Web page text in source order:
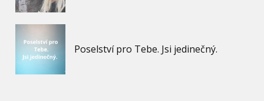
Poselství pro Tebe. Jsi jedinečný.